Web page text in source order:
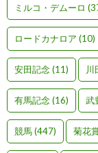
ミルコ・デムーロ
ロードカナロア (10)
安田記念(11) 川
有馬記念(16) 武
競馬(447) 菊花